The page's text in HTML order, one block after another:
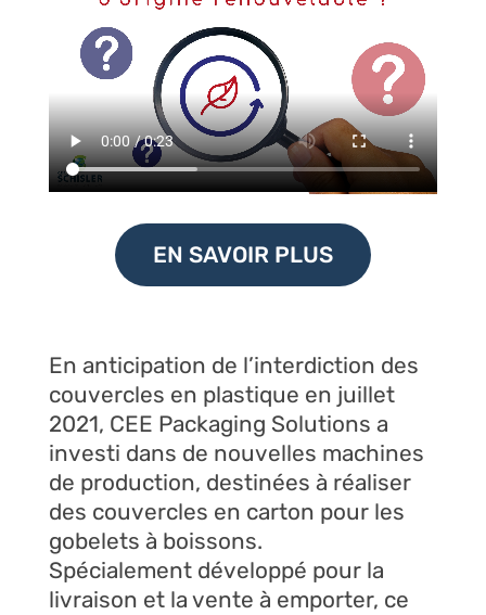
EN SAVOIR PLUS
En anticipation de l’interdiction des
couvercles en plastique en juillet
2021, CEE Packaging Solutions a
investi dans de nouvelles machines
de production, destinées à réaliser
des couvercles en carton pour les
gobelets à boissons.
Spécialement développé pour la
livraison et la vente à emporter, ce